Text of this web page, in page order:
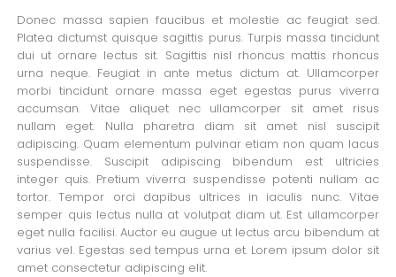
Donec massa sapien faucibus et molestie ac feugiat sed.
Platea dictumst quisque sagittis purus. Turpis massa tincidunt
dui ut ornare lectus sit. Sagittis nisl rhoncus mattis rhoncus
urna neque. Feugiat in ante metus dictum at. Ullamcorper
morbi tincidunt ornare massa eget egestas purus viverra
accumsan. Vitae aliquet nec ullamcorper sit amet risus
nullam eget. Nulla pharetra diam sit amet nisl suscipit
adipiscing. Quam elementum pulvinar etiam non quam lacus
suspendisse. Suscipit adipiscing bibendum est ultricies
integer quis. Pretium viverra suspendisse potenti nullam ac
tortor. Tempor orci dapibus ultrices in iaculis nunc. Vitae
semper quis lectus nulla at volutpat diam ut. Est ullamcorper
eget nulla facilisi. Auctor eu augue ut lectus arcu bibendum at
varius vel. Egestas sed tempus urna et. Lorem ipsum dolor sit
amet consectetur adipiscing elit.